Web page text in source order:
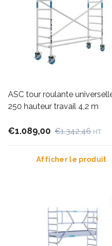
ASC tour roulante
250 hauteur travail 4,2 m
€1.089,00 €1.342,46 HT
Afficher le produit